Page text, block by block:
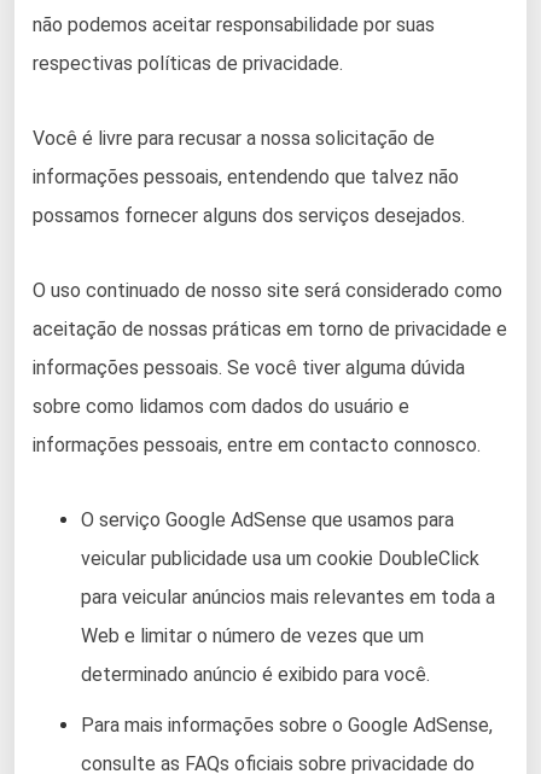
não podemos aceitar responsabilidade por suas
respectivas políticas de privacidade.
Você é livre para recusar a nossa solicitação de
informações pessoais, entendendo que talvez não
possamos fornecer alguns dos serviços desejados.
O uso continuado de nosso site será considerado como
aceitação de nossas práticas em torno de privacidade e
informações pessoais. Se você tiver alguma dúvida
sobre como lidamos com dados do usuário e
informações pessoais, entre em contacto connosco.
O serviço Google AdSense que usamos para
veicular publicidade usa um cookie DoubleClick
para veicular anúncios mais relevantes em toda a
Web e limitar o número de vezes que um
determinado anúncio é exibido para você.
Para mais informações sobre o Google AdSense,
consulte as FAQs oficiais sobre privacidade do